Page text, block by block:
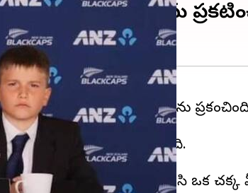
కప్ టోర్నీకి జట్టును
(New zealand)తన టీం ను
న్యూజిలాండ్ ప్రకటించింది.
ప్రకటించడం విశేషం.
కుటుంబాలు అందరూ కలిసి ఒక